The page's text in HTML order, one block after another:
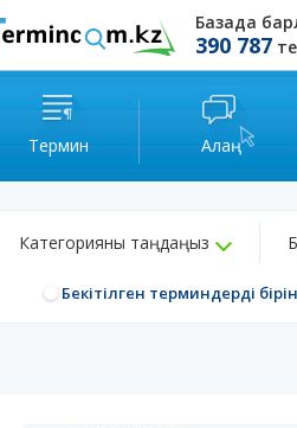
Базада
390 787
Термин Алаң
Категорияны таңдаңыз
Бекітілген терминдерді